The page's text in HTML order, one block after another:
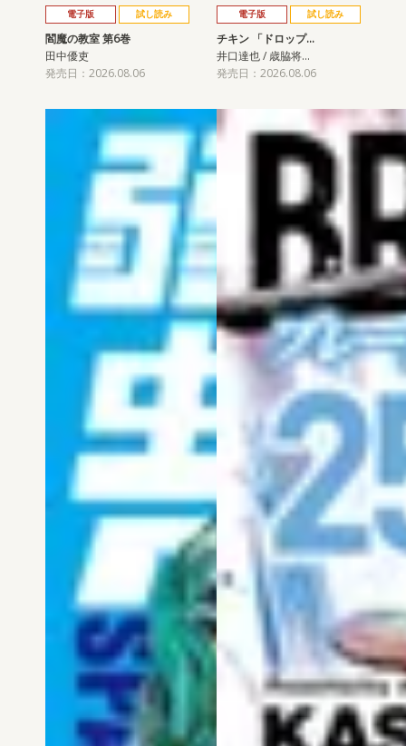
電子版 試し読み
閻魔の教室 第6巻
田中優吏
発売日：2026.08.06
電子版 試し読み
チキン 「ドロップ…
井口達也 / 歳脇将…
発売日：2026.08.06